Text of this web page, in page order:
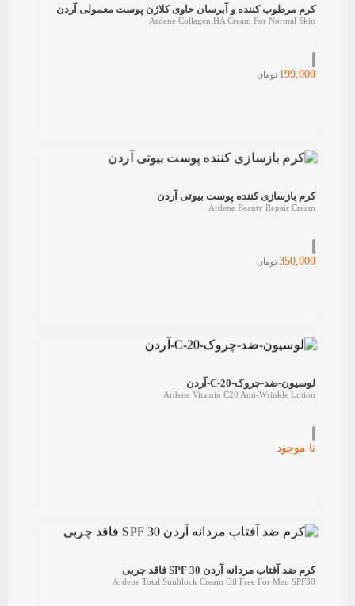
کرم مرطوب کننده و آبرسان حاوی کلاژن پوست معمولی آردن
Ardene Collagen HA Cream For Normal Skin
199,000 تومان
کرم بازسازی کننده پوست بیوتی آردن
Ardene Beauty Repair Cream
350,000تومان
لوسیون-ضد-چروک-C-20-آردن
Ardene Vitamin C20 Anti-Wrinkle Lotion
نا موجود
کرم ضد آفتاب مردانه آردن SPF 30 فاقد چربی
Ardene Total Sunblock Cream Oil Free For Men SPF30